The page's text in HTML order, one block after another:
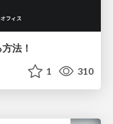
法！
1 310